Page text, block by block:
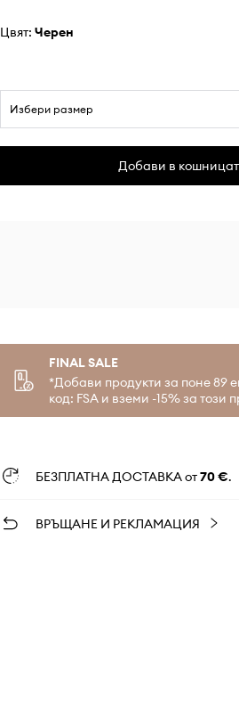
Цвят: черен
Избери размер
Добави в
FINAL SALE
*Добави продукти за поне 89
код: FSA и вземи -15% за този
БЕЗПЛАТНА ДОСТАВКА от70 €.
ВРЪЩАНЕ И РЕКЛАМАЦИЯ